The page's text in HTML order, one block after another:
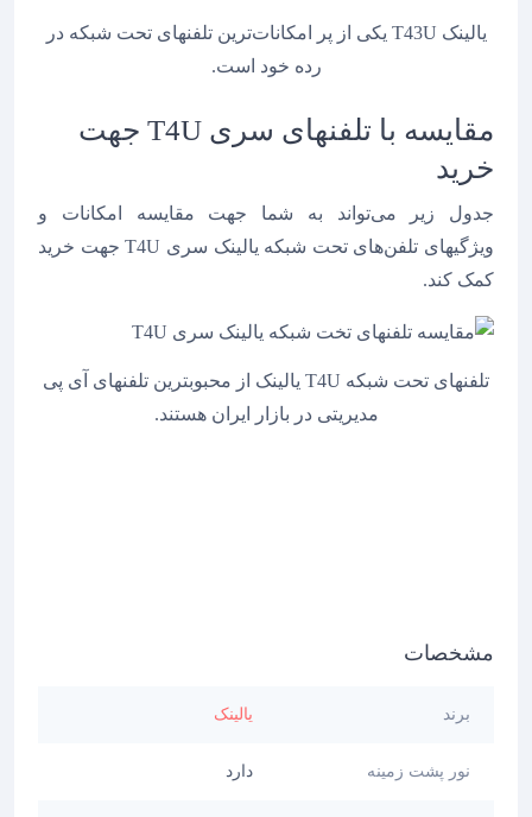
یالینک T43U یکی از پر امکانات‌ترین تلفنهای تحت شبکه در
رده خود است.
مقایسه با تلفنهای سری T4U جهت
خرید
جدول زیر می‌تواند به شما جهت مقایسه امکانات و
ویژگیهای تلفن‌های تحت شبکه یالینک سری T4U جهت خرید
کمک کند.
تلفنهای تحت شبکه T4U یالینک از محبوبترین تلفنهای آی پی
مدیریتی در بازار ایران هستند.
مشخصات
برند یالینک
نور پشت زمینه دارد